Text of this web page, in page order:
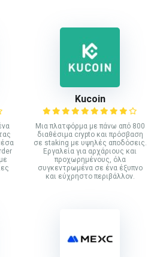
Kucoin
Mια πλατφόρμα με πάνω από 800
διαθέσιμα crypto και πρόσβαση
σε staking με υψηλές αποδόσεις.
Εργαλεία για αρχάριους και
προχωρημένους, όλα
συγκεντρωμένα σε ένα έξυπνο
και εύχρηστο περιβάλλον.